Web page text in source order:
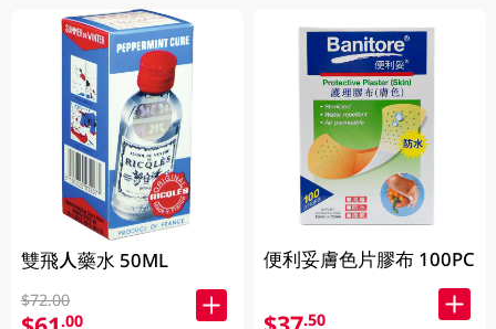
雙飛人藥水 50ML
$72.00
.00
便利妥膚色片膠布 100PC
.50